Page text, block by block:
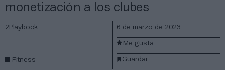
monetización a los clubes
2Playbook
Fitness
6 de marzo de 2023
Guardar
Me gusta